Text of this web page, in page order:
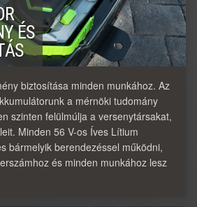
ÉS
biztosítása minden munkához. Az
a mérnöki tudomány
szinten felülmúlja a versenytársakat,
Minden 56 V-os Íves Lítium
bármelyik berendezéssel működni,
és minden munkához lesz